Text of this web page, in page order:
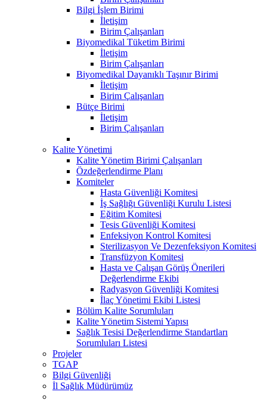
Bilgi İşlem Birimi
İletişim
Birim Çalışanları
Biyomedikal Tüketim Birimi
İletişim
Birim Çalışanları
Biyomedikal Dayanıklı Taşınır Birimi
İletişim
Birim Çalışanları
Bütçe Birimi
İletişim
Birim Çalışanları
Kalite Yönetimi
Kalite Yönetim Birimi Çalışanları
Özdeğerlendirme Planı
Komiteler
Hasta Güvenliği Komitesi
İş Sağlığı Güvenliği Kurulu Listesi
Eğitim Komitesi
Tesis Güvenliği Komitesi
Enfeksiyon Kontrol Komitesi
Sterilizasyon Ve Dezenfeksiyon Komitesi
Transfüzyon Komitesi
Hasta ve Çalışan Görüş Önerileri
Değerlendirme Ekibi
Radyasyon Güvenliği Komitesi
İlaç Yönetimi Ekibi Listesi
Bölüm Kalite Sorumluları
Kalite Yönetim Sistemi Yapısı
Sağlık Tesisi Değerlendirme Standartları
Sorumluları Listesi
Projeler
TGAP
Bilgi Güvenliği
İl Sağlık Müdürümüz